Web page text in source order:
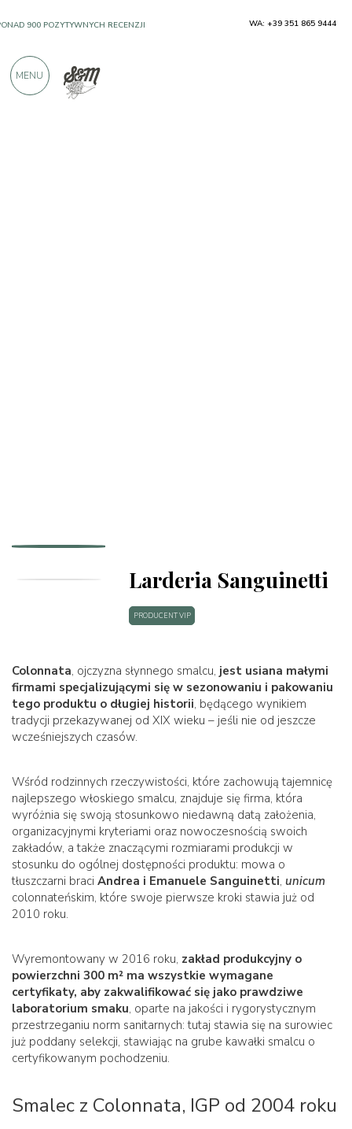
Larderia Sanguinetti
PRODUCENT VIP
Colonnata, ojczyzna słynnego smalcu, jest usiana małymi
firmami specjalizującymi się w sezonowaniu i pakowaniu
tego produktu o długiej historii, będącego wynikiem
tradycji przekazywanej od XIX wieku – jeśli nie od jeszcze
wcześniejszych czasów.
Wśród rodzinnych rzeczywistości, które zachowują tajemnicę
najlepszego włoskiego smalcu, znajduje się firma, która
wyróżnia się swoją stosunkowo niedawną datą założenia,
organizacyjnymi kryteriami oraz nowoczesnością swoich
zakładów, a także znaczącymi rozmiarami produkcji w
stosunku do ogólnej dostępności produktu: mowa o
tłuszczarni braci Andrea i Emanuele Sanguinetti, unicum
colonnateńskim, które swoje pierwsze kroki stawia już od
2010 roku.
Wyremontowany w 2016 roku, zakład produkcyjny o
powierzchni 300 m² ma wszystkie wymagane
certyfikaty, aby zakwalifikować się jako prawdziwe
laboratorium smaku, oparte na jakości i rygorystycznym
przestrzeganiu norm sanitarnych: tutaj stawia się na surowiec
już poddany selekcji, stawiając na grube kawałki smalcu o
certyfikowanym pochodzeniu.
Smalec z Colonnata, IGP od 2004 roku
900 POZYTYWNYCH RECENZJI WA: +39 351 865 9444
MENU